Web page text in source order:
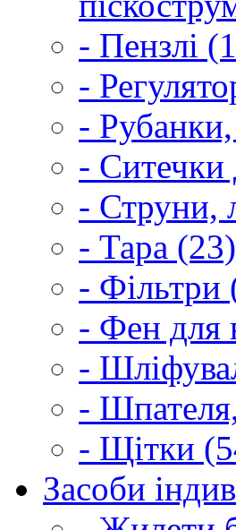
- Пензлі
-
-
- Ситечки
- Струни,
- Тара (23)
- Фільтри
- Фен для
-
-
- Щітки
Засоби